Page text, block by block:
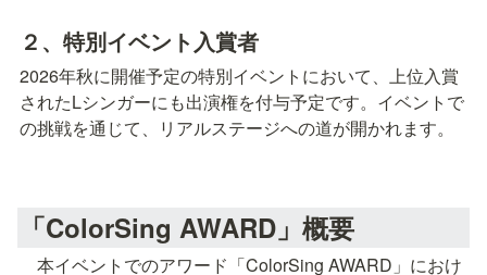
２、特別イベント入賞者
2026年秋に開催予定の特別イベントにおいて、上位入賞
されたLシンガーにも出演権を付与予定です。イベントで
の挑戦を通じて、リアルステージへの道が開かれます。
「ColorSing AWARD」概要
本イベントでのアワード「ColorSing AWARD」におけ